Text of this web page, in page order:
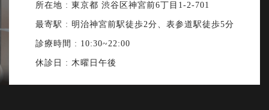
所在地 : 東京都 渋谷区神宮前6丁目1-2-701
最寄駅 : 明治神宮前駅徒歩2分、表参道駅徒歩5分
診療時間 : 10:30~22:00
休診日 : 木曜日午後